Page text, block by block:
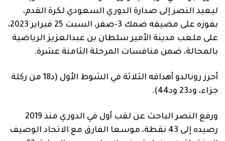
ليعيد النصر إلى صدارة الدوري السعودي لكرة القدم،
بفوزه على مضيفه ضمك 3-صفر، السبت 25 فبراير 2023،
على ملعب مدينة الأمير سلطان بن عبدالعزيز الرياضية
بالمحالة، ضمن منافسات المرحلة الثامنة عشرة.
أحرز رونالدو أهدافه الثلاثة في الشوط الأول (د18 من ركلة
جزاء، ود23 ود44).
ورفع النصر الباحث عن لقب أول في الدوري منذ 2019
رصيده إلى 43 نقطة، موسعا الفارق مع الاتحاد الوصيف